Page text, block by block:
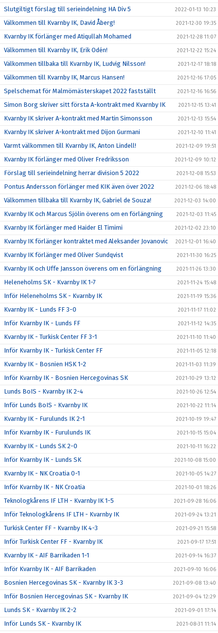
Slutgiltigt förslag till serieindelning HA Div 5 2022-01-13 10:23
Välkommen till Kvarnby IK, David Åberg! 2021-12-30 19:35
Kvarnby IK förlänger med Atiqullah Mohamed 2021-12-28 11:07
Välkommen till Kvarnby IK, Erik Odén! 2021-12-22 15:24
Välkommen tillbaka till Kvarnby IK, Ludvig Nilsson! 2021-12-17 18:18
Välkommen till Kvarnby IK, Marcus Hansen! 2021-12-16 17:05
Spelschemat för Malmömästerskapet 2022 fastställt 2021-12-16 16:56
Simon Borg skriver sitt första A-kontrakt med Kvarnby IK 2021-12-15 13:41
Kvarnby IK skriver A-kontrakt med Martin Simonsson 2021-12-13 15:54
Kvarnby IK skriver A-kontrakt med Dijon Gurmani 2021-12-10 11:41
Varmt välkommen till Kvarnby IK, Anton Lindell! 2021-12-09 19:51
Kvarnby IK förlänger med Oliver Fredriksson 2021-12-09 10:12
Förslag till serieindelning herrar division 5 2022 2021-12-08 15:53
Pontus Andersson förlänger med KIK även över 2022 2021-12-06 18:48
Välkommen tillbaka till Kvarnby IK, Gabriel de Souza! 2021-12-03 14:00
Kvarnby IK och Marcus Sjölin överens om en förlängning 2021-12-03 11:45
Kvarnby IK förlänger med Haider El Timimi 2021-12-02 23:10
Kvarnby IK förlänger kontraktet med Aleksander Jovanovic 2021-12-01 16:40
Kvarnby IK förlänger med Oliver Sundqvist 2021-11-30 16:25
Kvarnby IK och Uffe Jansson överens om en förlängning 2021-11-26 13:30
Heleneholms SK - Kvarnby IK 1-7 2021-11-24 15:48
Inför Heleneholms SK - Kvarnby IK 2021-11-19 15:36
Kvarnby IK - Lunds FF 3-0 2021-11-17 11:02
Inför Kvarnby IK - Lunds FF 2021-11-12 14:35
Kvarnby IK - Turkisk Center FF 3-1 2021-11-10 11:40
Inför Kvarnby IK - Turkisk Center FF 2021-11-05 12:18
Kvarnby IK - Bosnien HSK 1-2 2021-11-03 11:39
Inför Kvarnby IK - Bosnien Hercegovinas SK 2021-10-29 13:12
Lunds BoIS - Kvarnby IK 2-4 2021-10-26 12:54
Inför Lunds BoIS - Kvarnby IK 2021-10-22 11:14
Kvarnby IK - Furulunds IK 2-1 2021-10-19 19:47
Inför Kvarnby IK - Furulunds IK 2021-10-15 15:04
Kvarnby IK - Lunds SK 2-0 2021-10-11 16:22
Inför Kvarnby IK - Lunds SK 2021-10-08 15:00
Kvarnby IK - NK Croatia 0-1 2021-10-05 14:27
Inför Kvarnby IK - NK Croatia 2021-10-01 18:26
Teknologkårens IF LTH - Kvarnby IK 1-5 2021-09-28 16:06
Inför Teknologkårens IF LTH - Kvarnby IK 2021-09-24 13:21
Turkisk Center FF - Kvarnby IK 4-3 2021-09-21 15:58
Inför Turkisk Center FF - Kvarnby IK 2021-09-17 17:51
Kvarnby IK - AIF Barrikaden 1-1 2021-09-14 16:37
Inför Kvarnby IK - AIF Barrikaden 2021-09-10 16:06
Bosnien Hercegovinas SK - Kvarnby IK 3-3 2021-09-08 13:40
Inför Bosnien Hercegovinas SK - Kvarnby IK 2021-09-04 12:29
Lunds SK - Kvarnby IK 2-2 2021-09-01 17:14
Inför Lunds SK - Kvarnby IK 2021-08-31 11:14